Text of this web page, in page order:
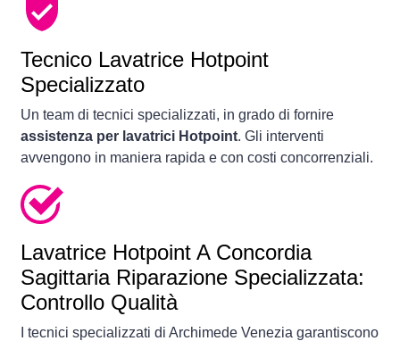
Tecnico Lavatrice Hotpoint
Specializzato
Un team di tecnici specializzati, in grado di fornire
assistenza per lavatrici Hotpoint. Gli interventi
avvengono in maniera rapida e con costi concorrenziali.
Lavatrice Hotpoint A Concordia
Sagittaria Riparazione Specializzata:
Controllo Qualità
I tecnici specializzati di Archimede Venezia garantiscono